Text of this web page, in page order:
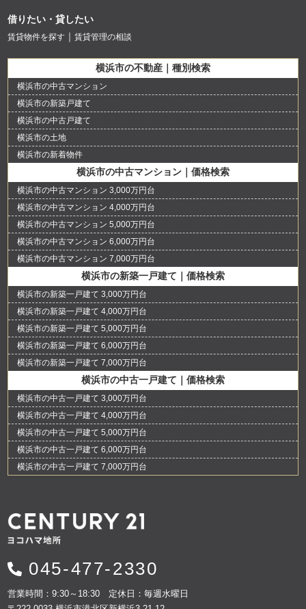
借りたい・貸したい
賃貸物件を探す 賃貸管理の相談
横浜市の不動産｜種別検索
横浜市の中古マンション
横浜市の新築戸建て
横浜市の中古戸建て
横浜市の土地
横浜市の新着物件
横浜市の中古マンション｜価格検索
横浜市の中古マンション 3,000万円台
横浜市の中古マンション 4,000万円台
横浜市の中古マンション 5,000万円台
横浜市の中古マンション 6,000万円台
横浜市の中古マンション 7,000万円台
横浜市の新築一戸建て｜価格検索
横浜市の新築一戸建て 3,000万円台
横浜市の新築一戸建て 4,000万円台
横浜市の新築一戸建て 5,000万円台
横浜市の新築一戸建て 6,000万円台
横浜市の新築一戸建て 7,000万円台
横浜市の中古一戸建て｜価格検索
横浜市の中古一戸建て 3,000万円台
横浜市の中古一戸建て 4,000万円台
横浜市の中古一戸建て 5,000万円台
横浜市の中古一戸建て 6,000万円台
横浜市の中古一戸建て 7,000万円台
045-477-2330
営業時間：9:30～18:30 定休日：毎週水曜日